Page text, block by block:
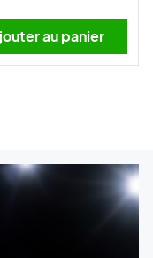
au panier